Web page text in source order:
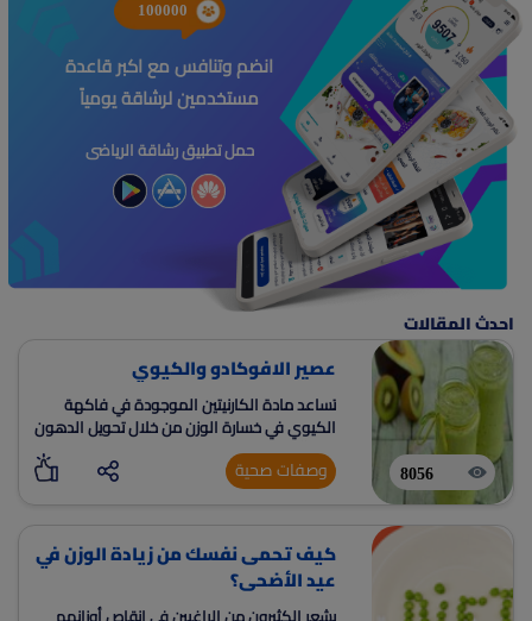
100000
انضم وتنافس مع اكبر قاعدة
مستخدمين لرشاقة يومياً
حمل تطبيق رشاقة الرياضى
احدث المقالات
8056
عصير الافوكادو والكيوي
تساعد مادة الكارنيتين الموجودة في فاكهة
الكيوي في خسارة الوزن من خلال تحويل الدهون
المخزّنة في جسمكِ إلى سعرات حرارية قابلة
للحرق
وصفات صحية
كيف تحمى نفسك من زيادة الوزن في
عيد الأضحى؟
يشعر الكثيرون من الراغبين في إنقاص أوزانهم